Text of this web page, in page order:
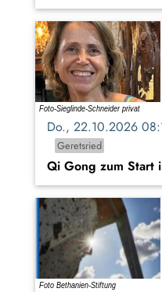
Do., 22.10.2026
Geretsried
Qi Gong zum Start